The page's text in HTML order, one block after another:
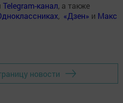
Telegram-канал, а также
, «Дзен» и Макс
новости